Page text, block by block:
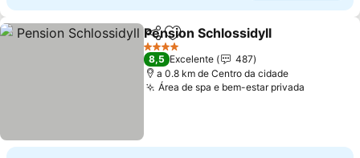
PartilharAdicionar aos favoritos
Pension Schlossidyll
4 Estrelas
8,5 Excelente
487
a 0.8 km de Centro da cidade
Área de spa e bem-estar privada